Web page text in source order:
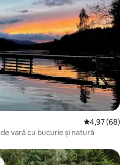
Scor mediu
4,97 (68)
vară cu bucurie și natură